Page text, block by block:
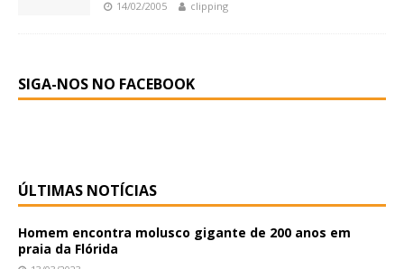
14/02/2005 clipping
SIGA-NOS NO FACEBOOK
ÚLTIMAS NOTÍCIAS
Homem encontra molusco gigante de 200 anos em
praia da Flórida